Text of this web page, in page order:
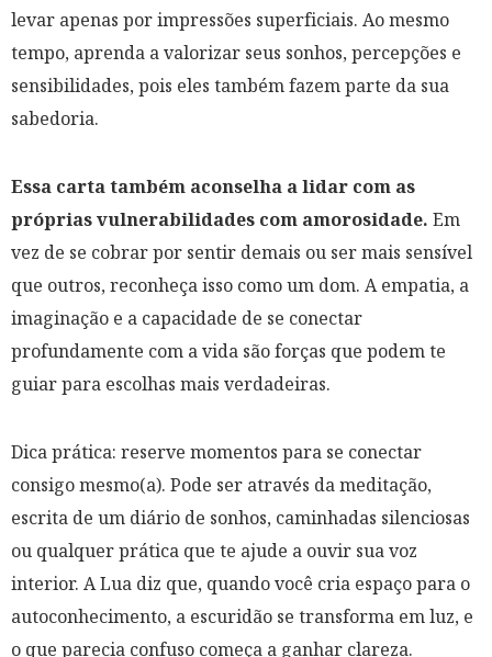
levar apenas por impressões superficiais. Ao mesmo
tempo, aprenda a valorizar seus sonhos, percepções e
sensibilidades, pois eles também fazem parte da sua
sabedoria.
Essa carta também aconselha a lidar com as
próprias vulnerabilidades com amorosidade. Em
vez de se cobrar por sentir demais ou ser mais sensível
que outros, reconheça isso como um dom. A empatia, a
imaginação e a capacidade de se conectar
profundamente com a vida são forças que podem te
guiar para escolhas mais verdadeiras.
Dica prática: reserve momentos para se conectar
consigo mesmo(a). Pode ser através da meditação,
escrita de um diário de sonhos, caminhadas silenciosas
ou qualquer prática que te ajude a ouvir sua voz
interior. A Lua diz que, quando você cria espaço para o
autoconhecimento, a escuridão se transforma em luz, e
o que parecia confuso começa a ganhar clareza.